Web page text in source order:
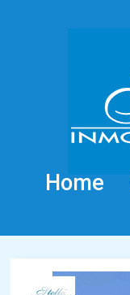
Home